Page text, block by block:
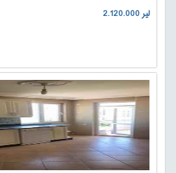
2.120.000 لیر